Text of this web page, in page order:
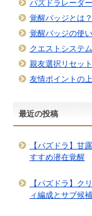
パズドラレーダ
覚醒バッジとは
覚醒バッジの使
クエストシステ
親友選択リセッ
友情ポイントの
最近の投稿
【パズドラ】甘
すすめ潜在覚醒
【パズドラ】ク
ィ編成とサブ候補